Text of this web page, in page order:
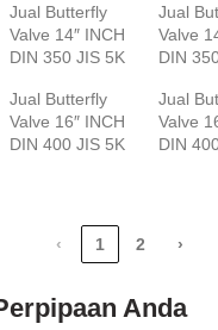
Jual Butterfly
Valve 14″ INCH
DIN 350 JIS 5K
Jual
Valve
DIN
Jual Butterfly
Valve 16″ INCH
DIN 400 JIS 5K
Jual
Valve
DIN
‹ 1 2 ›
Anda